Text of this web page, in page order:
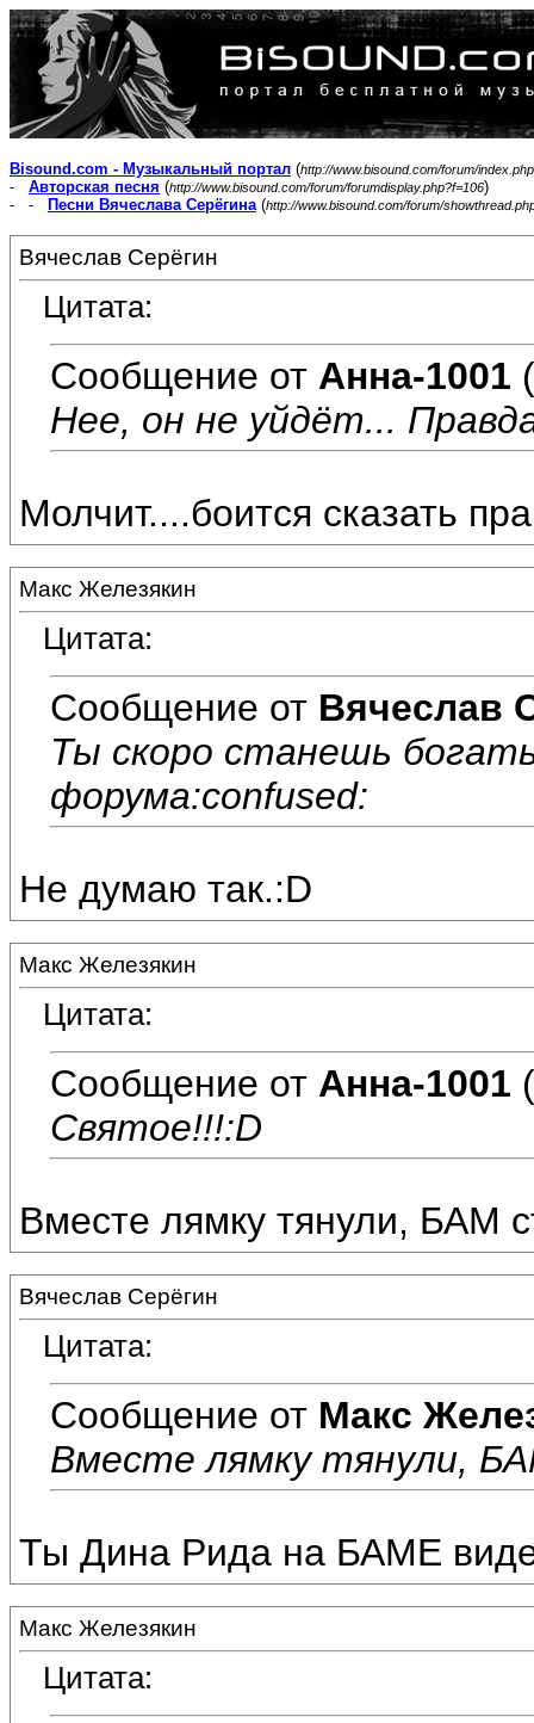
Bisound.com - Музыкальный портал (http://www.bisound.com/forum/index.php
- Авторская песня (http://www.bisound.com/forum/forumdisplay.php?f=106)
- -
Песни Вячеслава Серёгина(http://www.bisound.com/forum/
Вячеслав Серёгин
Цитата:
Сообщение от Анна-1001
Нее, он не уйдёт...
Молчит....боится сказать
Макс Железякин
Цитата:
Сообщение от Вячеслав
Ты скоро станешь
форума:confused:
Не думаю так.:D
Макс Железякин
Цитата:
Сообщение от Анна-1001
Святое!!!:D
Вместе лямку тянули, БАМ
Вячеслав Серёгин
Цитата:
Сообщение от Макс
Вместе лямку тянули,
Ты Дина Рида на БАМЕ
Макс Железякин
Цитата: